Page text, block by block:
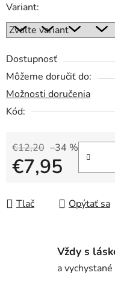
Variant:
Dostupnosť
Môžeme doručiť do:
Možnosti doručenia
Kód:
€12,20 –34 %
€7,95
Tlač Opýtať sa
Vždy s
a